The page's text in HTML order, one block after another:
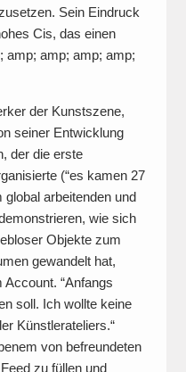
Sein Eindruck
Cis, das einen
amp; amp; amp; amp;
der Kunstszene,
seiner Entwicklung
der die erste
(“es kamen 27
arbeitenden und
wie sich
Objekte zum
gewandelt hat,
“Anfangs
soll. Ich wollte keine
Künstlerateliers.“
von befreundeten
zu füllen und